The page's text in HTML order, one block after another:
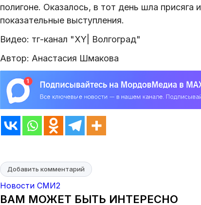
полигоне. Оказалось, в тот день шла присяга и
показательные выступления.
Видео: тг-канал "XY| Волгоград"
Автор: Анастасия Шмакова
Добавить комментарий
Новости СМИ2
ВАМ МОЖЕТ БЫТЬ ИНТЕРЕСНО